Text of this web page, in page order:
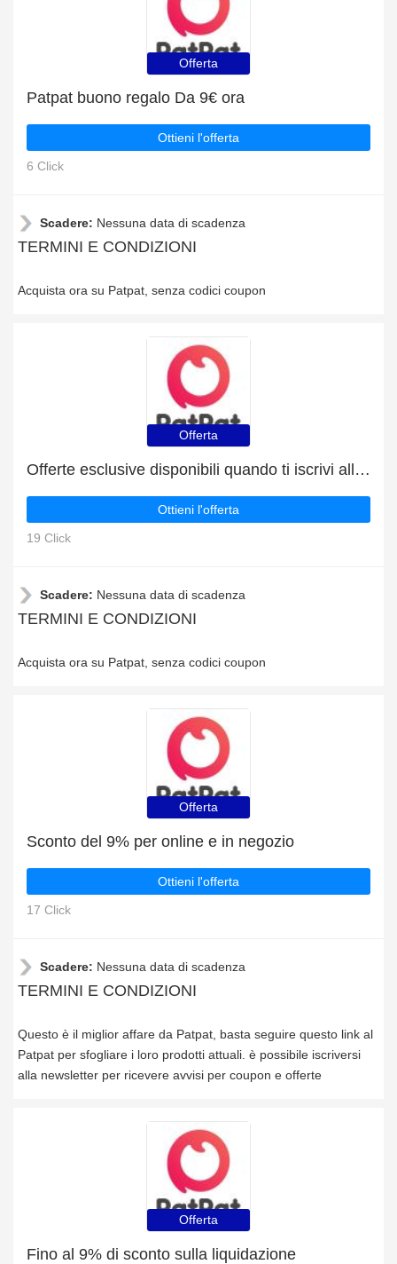
Offerta
Patpat buono regalo Da 9€ ora
Ottieni l'offerta
6 Click
Scadere: Nessuna data di scadenza
TERMINI E CONDIZIONI
Acquista ora su Patpat, senza codici coupon
Offerta
Offerte esclusive disponibili quando ti iscrivi alla newsletter
Ottieni l'offerta
19 Click
Scadere: Nessuna data di scadenza
TERMINI E CONDIZIONI
Acquista ora su Patpat, senza codici coupon
Offerta
Sconto del 9% per online e in negozio
Ottieni l'offerta
17 Click
Scadere: Nessuna data di scadenza
TERMINI E CONDIZIONI
Questo è il miglior affare da Patpat, basta seguire questo link al
Patpat per sfogliare i loro prodotti attuali. è possibile iscriversi
alla newsletter per ricevere avvisi per coupon e offerte
Offerta
Fino al 9% di sconto sulla liquidazione